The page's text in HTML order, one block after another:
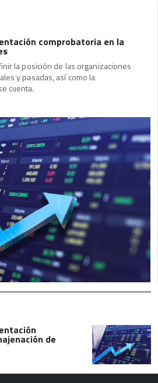
comprobatoria en la
la posición de las organizaciones
y pasadas, así como la
cuenta.
de